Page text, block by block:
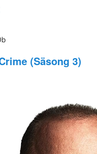
(Säsong 3)